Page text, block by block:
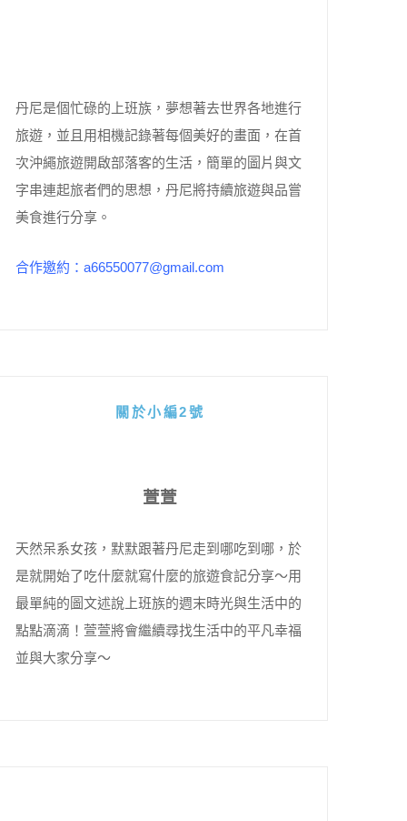
丹尼是個忙碌的上班族，夢想著去世界各地進行
旅遊，並且用相機記錄著每個美好的畫面，在首
次沖繩旅遊開啟部落客的生活，簡單的圖片與文
字串連起旅者們的思想，丹尼將持續旅遊與品嘗
美食進行分享。
合作邀約：a66550077@gmail.com
關於小編2號
萱萱
天然呆系女孩，默默跟著丹尼走到哪吃到哪，於
是就開始了吃什麼就寫什麼的旅遊食記分享～用
最單純的圖文述說上班族的週末時光與生活中的
點點滴滴！萱萱將會繼續尋找生活中的平凡幸福
並與大家分享～